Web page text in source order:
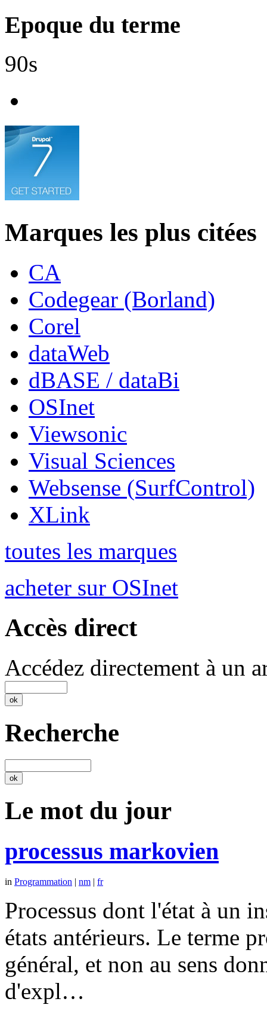
Epoque du terme
90s
Marques les plus citées
CA
Codegear (Borland)
Corel
dataWeb
dBASE / dataBi
OSInet
Viewsonic
Visual Sciences
Websense (SurfControl)
XLink
toutes les marques
acheter sur OSInet
Accès direct
Accédez directement à un
Recherche
Le mot du jour
processus markovien
in Programmation | nm | fr
Processus dont l'état à un
états antérieurs. Le terme
général, et non au sens
d'expl…